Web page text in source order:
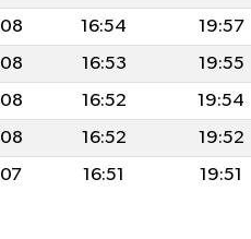
16:54 19:57
16:53 19:55
16:52 19:54
16:52 19:52
16:51 19:51